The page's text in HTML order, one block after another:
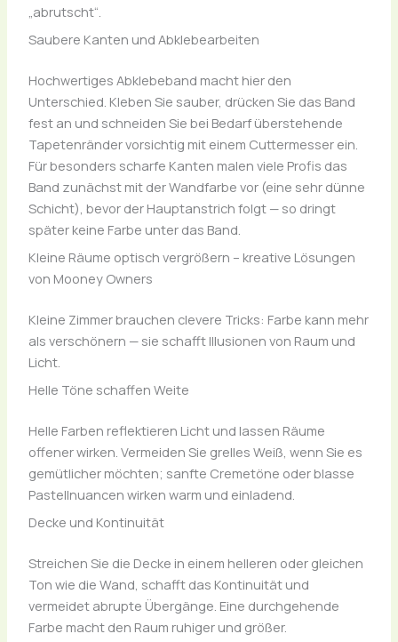
„abrutscht“.
Saubere Kanten und Abklebearbeiten
Hochwertiges Abklebeband macht hier den
Unterschied. Kleben Sie sauber, drücken Sie das Band
fest an und schneiden Sie bei Bedarf überstehende
Tapetenränder vorsichtig mit einem Cuttermesser ein.
Für besonders scharfe Kanten malen viele Profis das
Band zunächst mit der Wandfarbe vor (eine sehr dünne
Schicht), bevor der Hauptanstrich folgt — so dringt
später keine Farbe unter das Band.
Kleine Räume optisch vergrößern – kreative Lösungen
von Mooney Owners
Kleine Zimmer brauchen clevere Tricks: Farbe kann mehr
als verschönern — sie schafft Illusionen von Raum und
Licht.
Helle Töne schaffen Weite
Helle Farben reflektieren Licht und lassen Räume
offener wirken. Vermeiden Sie grelles Weiß, wenn Sie es
gemütlicher möchten; sanfte Cremetöne oder blasse
Pastellnuancen wirken warm und einladend.
Decke und Kontinuität
Streichen Sie die Decke in einem helleren oder gleichen
Ton wie die Wand, schafft das Kontinuität und
vermeidet abrupte Übergänge. Eine durchgehende
Farbe macht den Raum ruhiger und größer.